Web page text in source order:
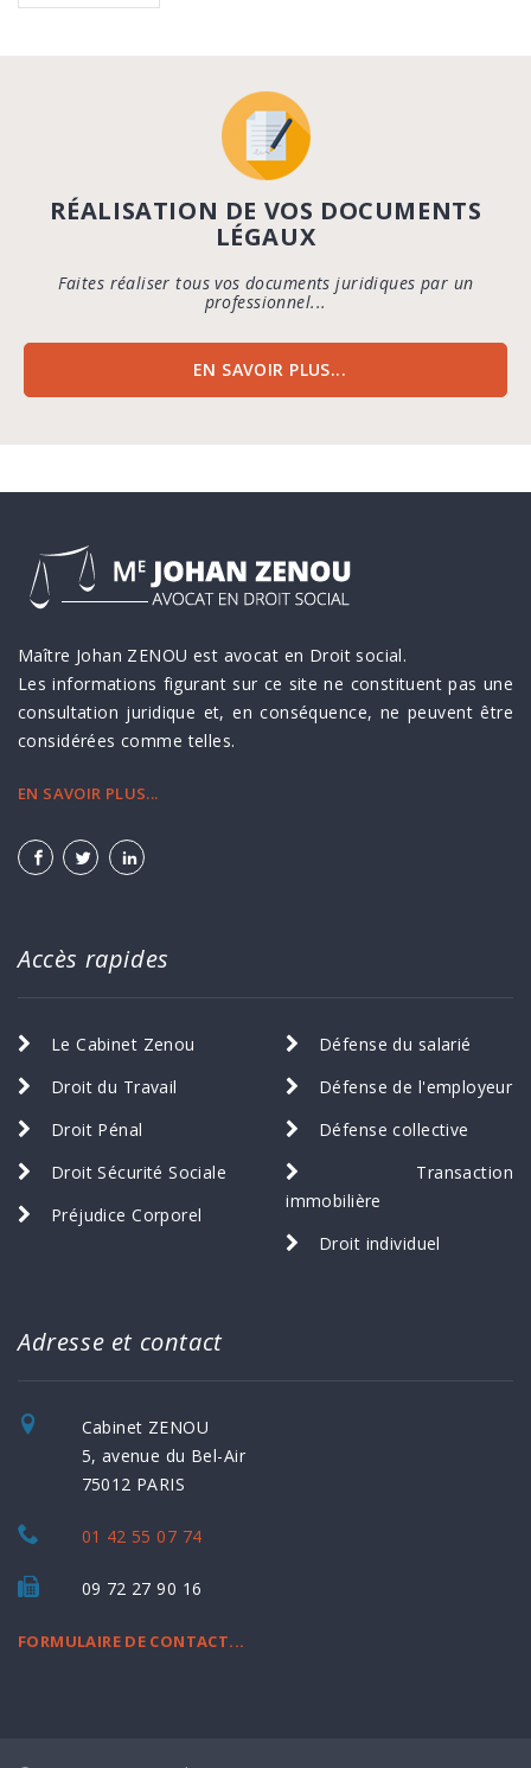
RÉALISATION DE VOS DOCUMENTS
LÉGAUX
Faites réaliser tous vos documents juridiques par un
professionnel...
EN SAVOIR PLUS...
Maître Johan ZENOU est avocat en Droit social.
Les informations figurant sur ce site ne constituent pas une
consultation juridique et, en conséquence, ne peuvent être
considérées comme telles.
EN SAVOIR PLUS...
Accès rapides
Le Cabinet Zenou
Droit du Travail
Droit Pénal
Droit Sécurité Sociale
Préjudice Corporel
Défense du salarié
Défense de l'employeur
Défense collective
Transaction
immobilière
Droit individuel
Adresse et contact
Cabinet ZENOU
5, avenue du Bel-Air
75012 PARIS
01 42 55 07 74
09 72 27 90 16
FORMULAIRE DE CONTACT...